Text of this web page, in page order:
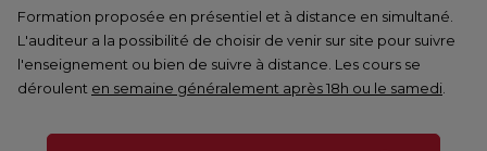
Formation proposée en présentiel et à distance en simultané.
L'auditeur a la possibilité de choisir de venir sur site pour suivre
l'enseignement ou bien de suivre à distance. Les cours se
déroulent en semaine généralement après 18h ou le samedi